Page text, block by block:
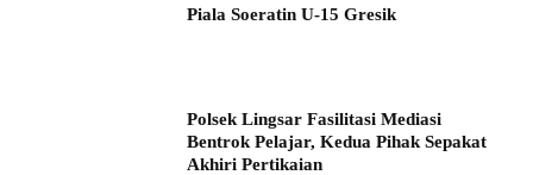
Piala Soeratin U-15 Gresik
Polsek Lingsar Fasilitasi Mediasi
Bentrok Pelajar, Kedua Pihak Sepakat
Akhiri Pertikaian